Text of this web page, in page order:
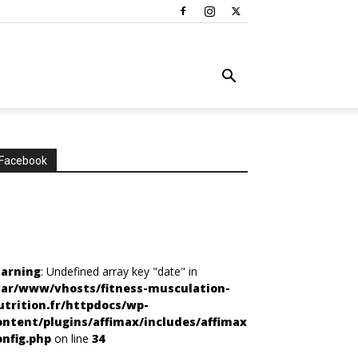
Facebook
: Undefined array key "date" in
www/vhosts/fitness-musculation-
httpdocs/wp-
plugins/affimax/includes/affimax-
on line 34